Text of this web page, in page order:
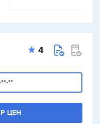
4
**
ЦЕН